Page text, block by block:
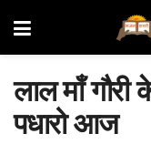
लाल माँ
पधारो आज